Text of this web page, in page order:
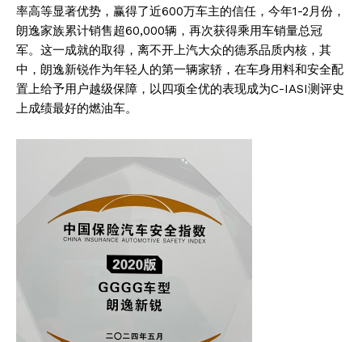
率高等显著优势，赢得了近600万车主的信任，今年1-2月份，
朗逸家族累计销售超60,000辆，再次获得乘用车销量总冠
军。这一成就的取得，离不开上汽大众的德系品质内核，其
中，朗逸新锐作为年轻人的第一辆家轿，在车身用料和安全配
置上给予用户越级保障，以四项全优的表现成为C-IASI测评史
上成绩最好的燃油车。